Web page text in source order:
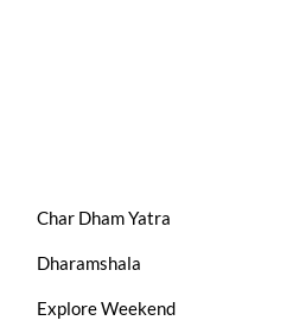
Char Dham Yatra
Dharamshala
Explore Weekend